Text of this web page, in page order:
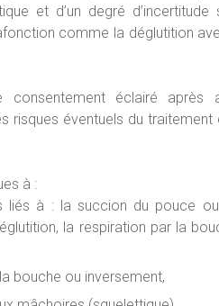
et d’un degré
comme la déglutition
éclairé après
risques éventuels du traitement
à :
liés à : la succion du pouce
la respiration par la
bouche ou inversement,